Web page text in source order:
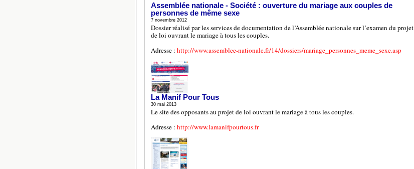
Assemblée nationale - Société : ouverture du mariage aux couples de
personnes de même sexe
7 novembre 2012
Dossier réalisé par les services de documentation de l’Assemblée nationale sur l’examen du projet
de loi ouvrant le mariage à tous les couples.
Adresse : http://www.assemblee-nationale.fr/14/dossiers/mariage_personnes_meme_sexe.asp
La Manif Pour Tous
30 mai 2013
Le site des opposants au projet de loi ouvrant le mariage à tous les couples.
Adresse : http://www.lamanifpourtous.fr